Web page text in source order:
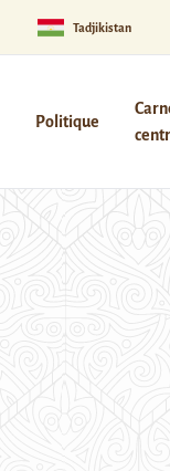
Tadjikistan
Politique